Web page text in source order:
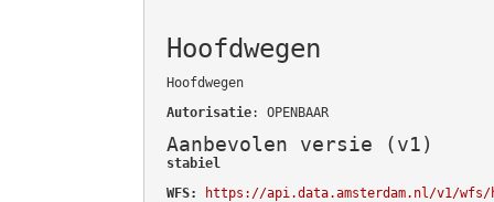
Hoofdwegen
Hoofdwegen
Autorisatie: OPENBAAR
Aanbevolen versie (v1)
stabiel
WFS:
https://api.data.amsterdam.nl/v1/wfs/